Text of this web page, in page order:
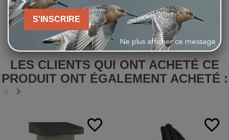
EAN: 9782359811223
Dimensions: 16 x 2,5 x 24 cm
LES CLIENTS QUI ONT ACHETÉ CE
PRODUIT ONT ÉGALEMENT ACHETÉ :
Précédent
keyboard_arrow_left Suivant
keyboard_arrow_right
favorite_border favorite_border
S'INSCRIRE
Ne plus afficher ce message